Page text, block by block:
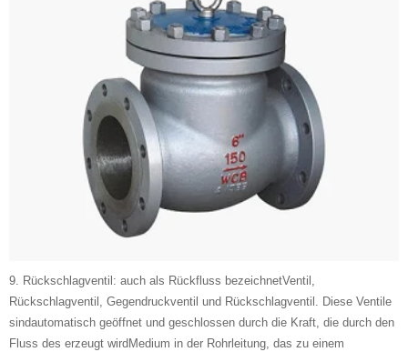
9. Rückschlagventil: auch als Rückfluss bezeichnetVentil,
Rückschlagventil, Gegendruckventil und Rückschlagventil. Diese Ventile
sindautomatisch geöffnet und geschlossen durch die Kraft, die durch den
Fluss des erzeugt wirdMedium in der Rohrleitung, das zu einem